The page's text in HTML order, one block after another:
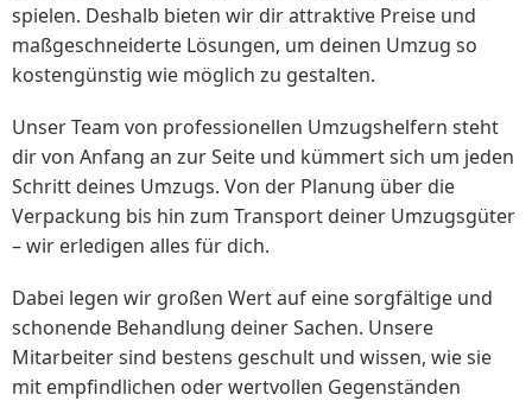
spielen. Deshalb bieten wir dir attraktive Preise und
maßgeschneiderte Lösungen, um deinen Umzug so
kostengünstig wie möglich zu gestalten.
Unser Team von professionellen Umzugshelfern steht
dir von Anfang an zur Seite und kümmert sich um jeden
Schritt deines Umzugs. Von der Planung über die
Verpackung bis hin zum Transport deiner Umzugsgüter
– wir erledigen alles für dich.
Dabei legen wir großen Wert auf eine sorgfältige und
schonende Behandlung deiner Sachen. Unsere
Mitarbeiter sind bestens geschult und wissen, wie sie
mit empfindlichen oder wertvollen Gegenständen